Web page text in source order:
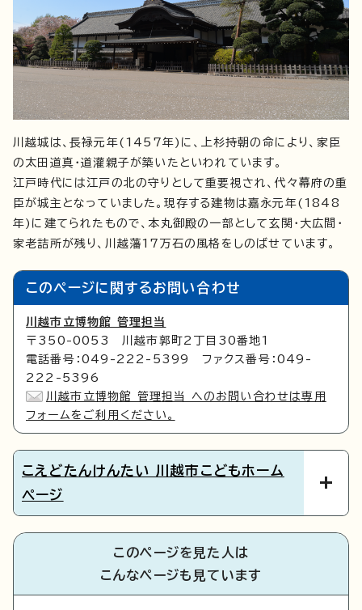
川越城は、長禄元年(1457年)に、上杉持朝の命により、家臣
の太田道真・道灌親子が築いたといわれています。
江戸時代には江戸の北の守りとして重要視され、代々幕府の重
臣が城主となっていました。現存する建物は嘉永元年(1848
年)に建てられたもので、本丸御殿の一部として玄関・大広間・
家老詰所が残り、川越藩17万石の風格をしのばせています。
このページに関するお問い合わせ
川越市立博物館 管理担当
〒350-0053 川越市郭町2丁目30番地1
電話番号：049-222-5399 ファクス番号：049-
222-5396
川越市立博物館 管理担当 へのお問い合わせは専用
フォームをご利用ください。
こえどたんけんたい 川越市こどもホーム
ページ
このページを見た人は
こんなページも見ています